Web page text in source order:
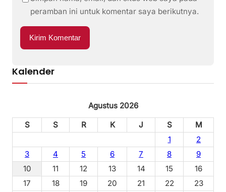
peramban ini untuk komentar saya berikutnya.
Kalender
Agustus 2026
S
S R K J S
M
1
2
3
4 5 6 7 8
9
10
11 12 13 14 15
16
17
18 19 20 21 22
23